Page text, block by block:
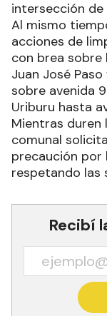
intersección de
Al mismo
acciones de
con brea sobre
Juan José
sobre avenida
Uriburu hasta
Mientras duren
comunal
precaución por
respetando las
Recibí